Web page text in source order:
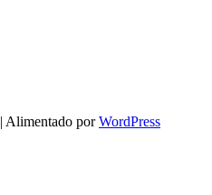
| Alimentado porWordPress